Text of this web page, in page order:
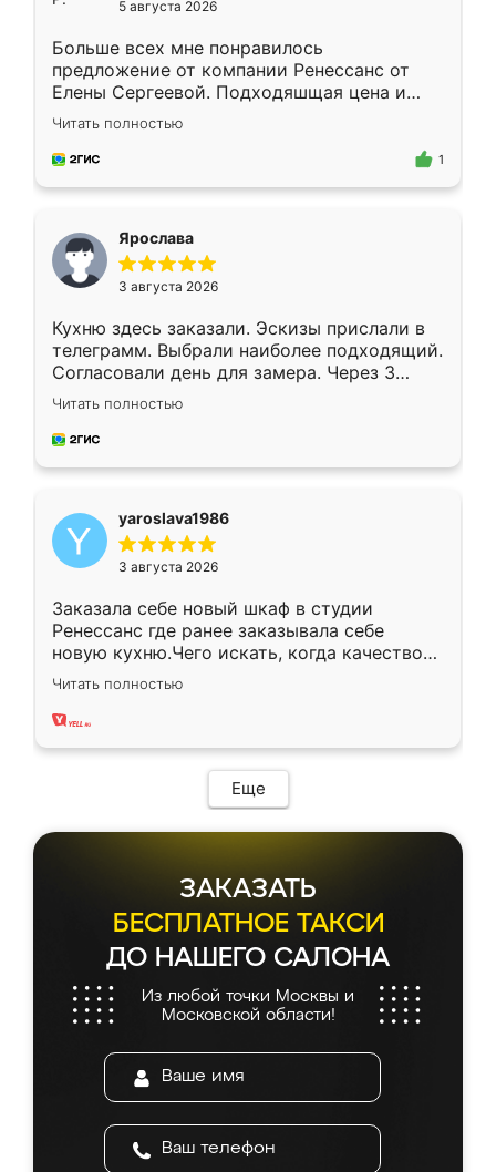
5 августа 2026
Больше всех мне понравилось
предложение от компании Ренессанс от
Елены Сергеевой. Подходяшщая цена и
короткие сроки изготовления. Приехавший
для замера сотрудник Владислав
предложил по моему эскизу самый
Читать полностью
1
Ярослава
3 августа 2026
Кухню здесь заказали. Эскизы прислали в
телеграмм. Выбрали наиболее подходящий.
Согласовали день для замера. Через 3
недели кухня была уже готова. Остались
довольны работой. Спасибо Ренессанс
мебель за качественную работу!
Читать полностью
yaroslava1986
3 августа 2026
Заказала себе новый шкаф в студии
Ренессанс где ранее заказывала себе
новую кухню.Чего искать, когда качеством
вполне довольна. Служит кухня уже почти
два года, нареканий нет.
Читать полностью
Еще
ЗАКАЗАТЬ
БЕСПЛАТНОЕ ТАКСИ
ДО НАШЕГО САЛОНА
Из любой точки Москвы и
Московской области!